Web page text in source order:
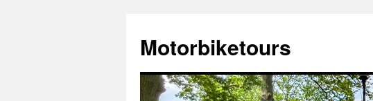
springen
Motorbiketours